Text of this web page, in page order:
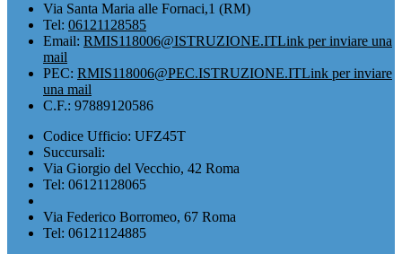
Via Santa Maria alle Fornaci,1 (RM)
Tel: 06121128585
Email: RMIS118006@ISTRUZIONE.ITLink per inviare una
mail
PEC: RMIS118006@PEC.ISTRUZIONE.ITLink per inviare
una mail
C.F.: 97889120586
Codice Ufficio: UFZ45T
Succursali:
Via Giorgio del Vecchio, 42 Roma
Tel: 06121128065
Via Federico Borromeo, 67 Roma
Tel: 06121124885